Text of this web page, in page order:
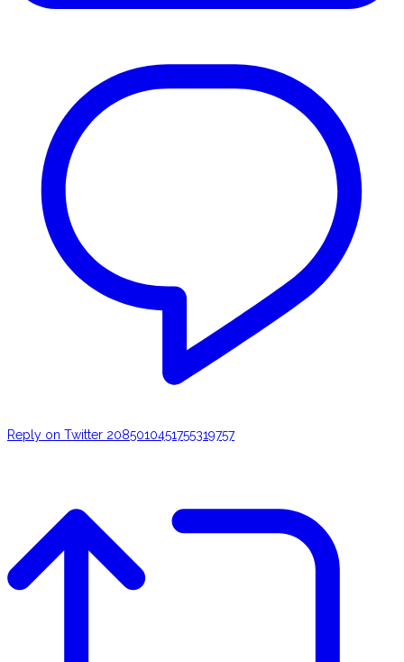
Reply on Twitter 2085010451755319757